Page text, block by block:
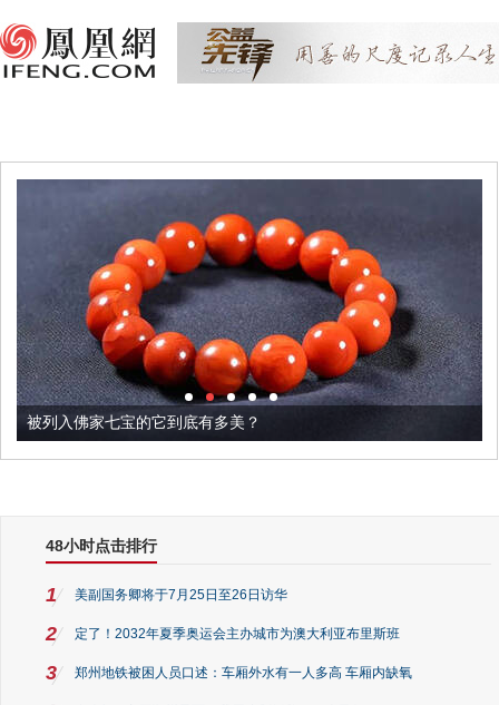
被列入佛家七宝的它到底有多美？
48小时点击排行
1 美副国务卿将于7月25日至26日访华
2 定了！2032年夏季奥运会主办城市为澳大利亚布里斯班
3 郑州地铁被困人员口述：车厢外水有一人多高 车厢内缺氧